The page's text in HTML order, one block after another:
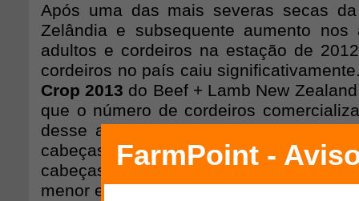
Após uma das mais severas secas
Zelândia e subsequente aumento nos
adultos e cordeiros na estação de
cordeiros no país caiu
Crop 2013 do Beef + Lamb New
que o número de cordeiros
desse ano apresentou queda de
cabeças, com relação a 2012, para
cabeças. Isso torna a atual safra de
menor em quase 60 anos.